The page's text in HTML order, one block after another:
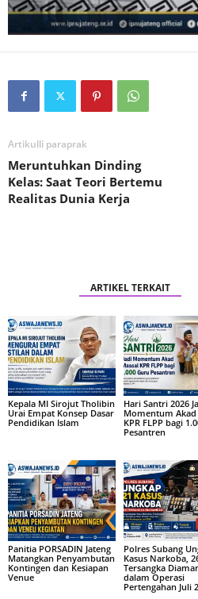
Artikulli paraprak
Meruntuhkan Dinding
Kelas: Saat Teori Bertemu
Realitas Dunia Kerja
ARTIKEL TERKAIT
Kepala MI Sirojut Tholibin
Urai Empat Konsep Dasar
Pendidikan Islam
Hari Santri 2026
Momentum Akad
KPR FLPP bagi
Pesantren
Panitia PORSADIN Jateng
Matangkan Penyambutan
Kontingen dan Kesiapan
Venue
Polres Subang
Kasus Narkoba,
Tersangka
dalam Operasi
Pertengahan Juli